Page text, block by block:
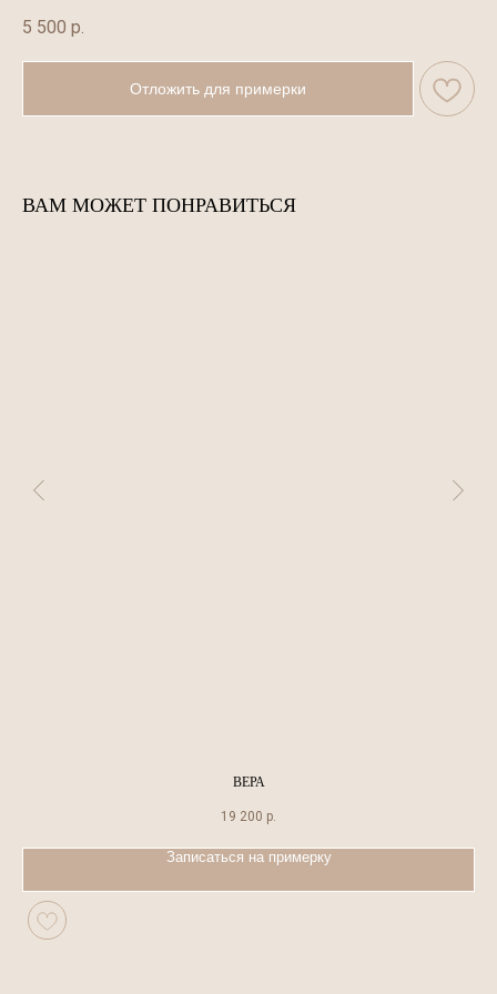
5 500 р.
Отложить для примерки
ВАМ МОЖЕТ ПОНРАВИТЬСЯ
ВЕРА
19 200 р.
Записаться на примерку